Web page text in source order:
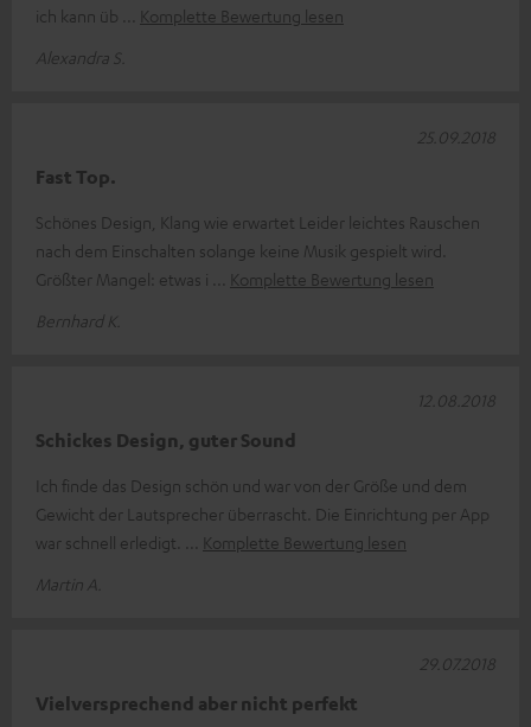
ich kann üb
Komplette Bewertung lesen
Alexandra S.
Fast Top.
Schönes Design, Klang wie erwartet Leider leichtes Rauschen
nach dem Einschalten solange keine Musik gespielt wird.
Größter Mangel: etwas i
Komplette Bewertung lesen
Bernhard K.
25.09.2018
Schickes Design, guter Sound
Ich finde das Design schön und war von der Größe und dem
Gewicht der Lautsprecher überrascht. Die Einrichtung per App
war schnell erledigt.
Komplette Bewertung lesen
Martin A.
12.08.2018
Vielversprechend aber nicht perfekt
29.07.2018